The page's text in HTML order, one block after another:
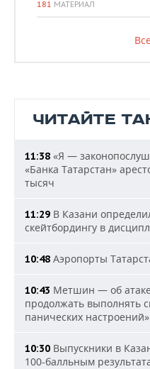
181 МАТЕРИАЛ
ЧИТАЙТЕ
11:38 «Я —
«Банка Татарстан»
тысяч
11:29 В Казани
скейтбордингу в
10:48 Аэропорты
10:43 Метшин — об
продолжать выполнять
панических настроений»
10:30 Выпускники в
100-балльным